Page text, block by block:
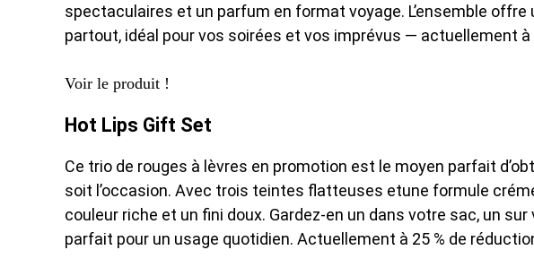
spectaculaires et un parfum en format voyage. L’ensemble
partout, idéal pour vos soirées et vos imprévus — actuellement à
Voir le produit !
Hot Lips Gift Set
Ce trio de rouges à lèvres en promotion est le moyen parfait
soit l’occasion. Avec trois teintes flatteuses etune formule
couleur riche et un fini doux. Gardez-en un dans votre sac, un
parfait pour un usage quotidien. Actuellement à 25 % de